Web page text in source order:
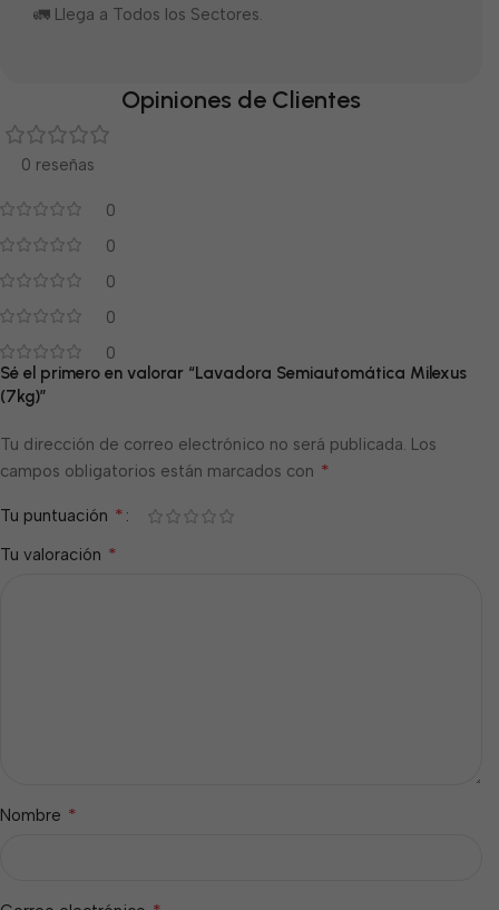
🚛 Llega a Todos los Sectores.
Opiniones de Clientes
0 reseñas
0
0
0
0
0
Sé el primero en valorar “Lavadora Semiautomática Milexus
(7kg)”
Tu dirección de correo electrónico no será publicada. Los
campos obligatorios están marcados con *
Tu puntuación *
Tu valoración *
Nombre *